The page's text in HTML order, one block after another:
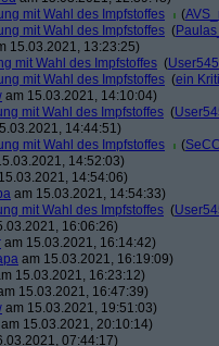
mit Wahl des Impfstoffes
(
mit Wahl des Impfstoffes (
15.03.2021, 13:23:25)
mit Wahl des Impfstoffes (
mit Wahl des Impfstoffes (ein
am 15.03.2021, 14:10:04)
mit Wahl des Impfstoffes (
14:44:51)
mit Wahl des Impfstoffes
(
14:52:03)
14:54:06)
am 15.03.2021, 14:54:33)
mit Wahl des Impfstoffes (
16:06:26)
am 15.03.2021, 16:14:42)
am 15.03.2021, 16:19:09)
15.03.2021, 16:23:12)
15.03.2021, 16:47:39)
am 15.03.2021, 19:51:03)
am 15.03.2021, 20:10:14)
07:44:17)